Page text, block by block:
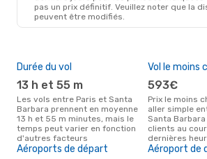
PAR- SBA
American Airlines2 Escales
SBA- PAR
pas un prix définitif. Veuillez noter que la
peuvent être modifiés.
Durée du vol
13 h et 55 m
Les vols entre Paris et Santa
Barbara prennent en moyenne
13 h et 55 m minutes, mais le
temps peut varier en fonction
d'autres facteurs
Vol le moins
593€
Prix le moins cher pour un vol
aller simple
Santa
clients au
dernières
Aéroports de départ Aéroport de